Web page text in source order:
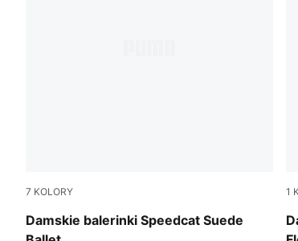
7 KOLORY
Damskie balerinki Speedcat Suede
PUMA Black-Mauve Mist
1